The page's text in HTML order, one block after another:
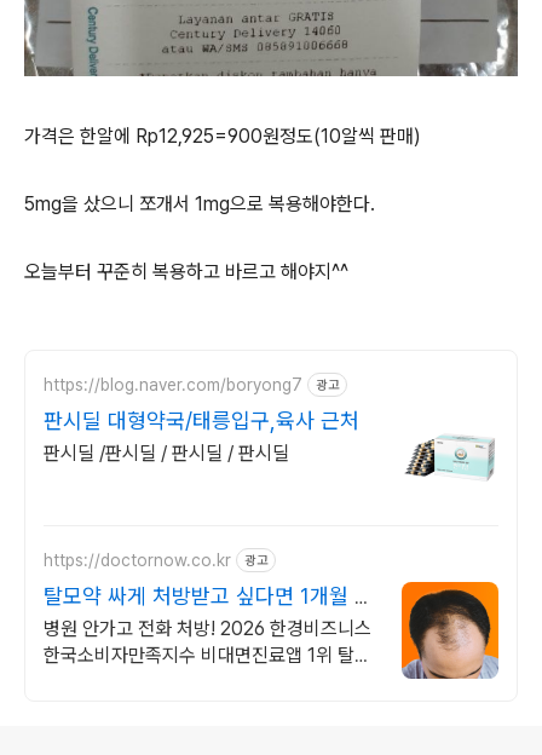
가격은 한알에 Rp12,925=900원정도(10알씩 판매)
5mg을 샀으니 쪼개서 1mg으로 복용해야한다.
오늘부터 꾸준히 복용하고 바르고 해야지^^
https://blog.naver.com/boryong7 광고
판시딜 대형약국/태릉입구,육사 근처
판시딜 /판시딜 / 판시딜 / 판시딜
https://doctornow.co.kr 광고
탈모약 싸게 처방받고 싶다면 1개월 약
값 3,900원~
병원 안가고 전화 처방! 2026 한경비즈니스
한국소비자만족지수 비대면진료앱 1위 탈모